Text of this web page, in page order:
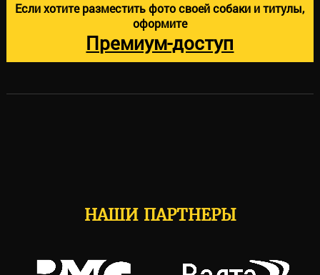
Если хотите разместить фото своей собаки и титулы,
оформите
Премиум-доступ
НАШИ ПАРТНЕРЫ